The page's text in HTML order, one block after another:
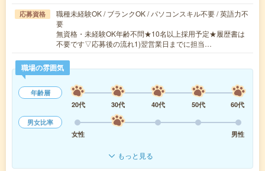
応募資格
職種未経験OK / ブランクOK / パソコンスキル不要 / 英語力不
要
無資格・未経験OK年齢不問★10名以上採用予定★履歴書は
不要です▽応募後の流れ1)翌営業日までに担当…
職場の雰囲気
年齢層
20代
30代 40代 50代
60代
男女比率
女性
男性
もっと見る